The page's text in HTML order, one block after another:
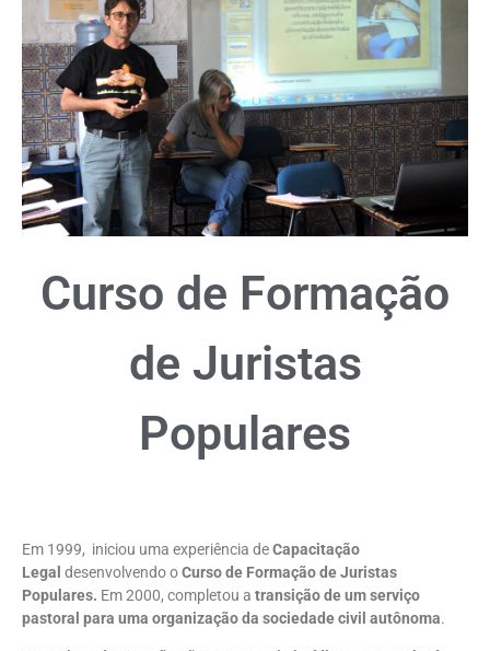
Curso de Formação
de Juristas
Populares
Em 1999, iniciou uma experiência deCapacitação
Legal desenvolvendo oCurso de Formação de Juristas
Populares. Em 2000, completou a transição de um serviço
pastoral para uma organização da sociedade civil autônoma.